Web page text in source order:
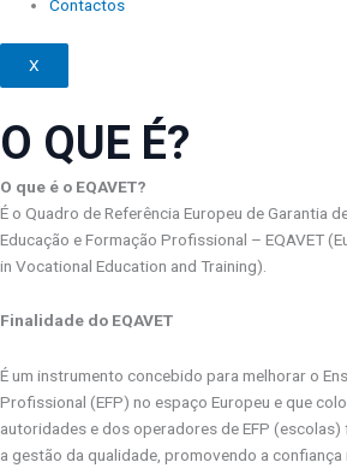
Contactos
X
O QUE É?
O que é o EQAVET?
É o Quadro de Referência Europeu de Garantia
Educação e Formação Profissional – EQAVET
in Vocational Education and Training).
Finalidade do EQAVET
É um instrumento concebido para melhorar o
Profissional (EFP) no espaço Europeu e que
autoridades e dos operadores de EFP
a gestão da qualidade, promovendo a